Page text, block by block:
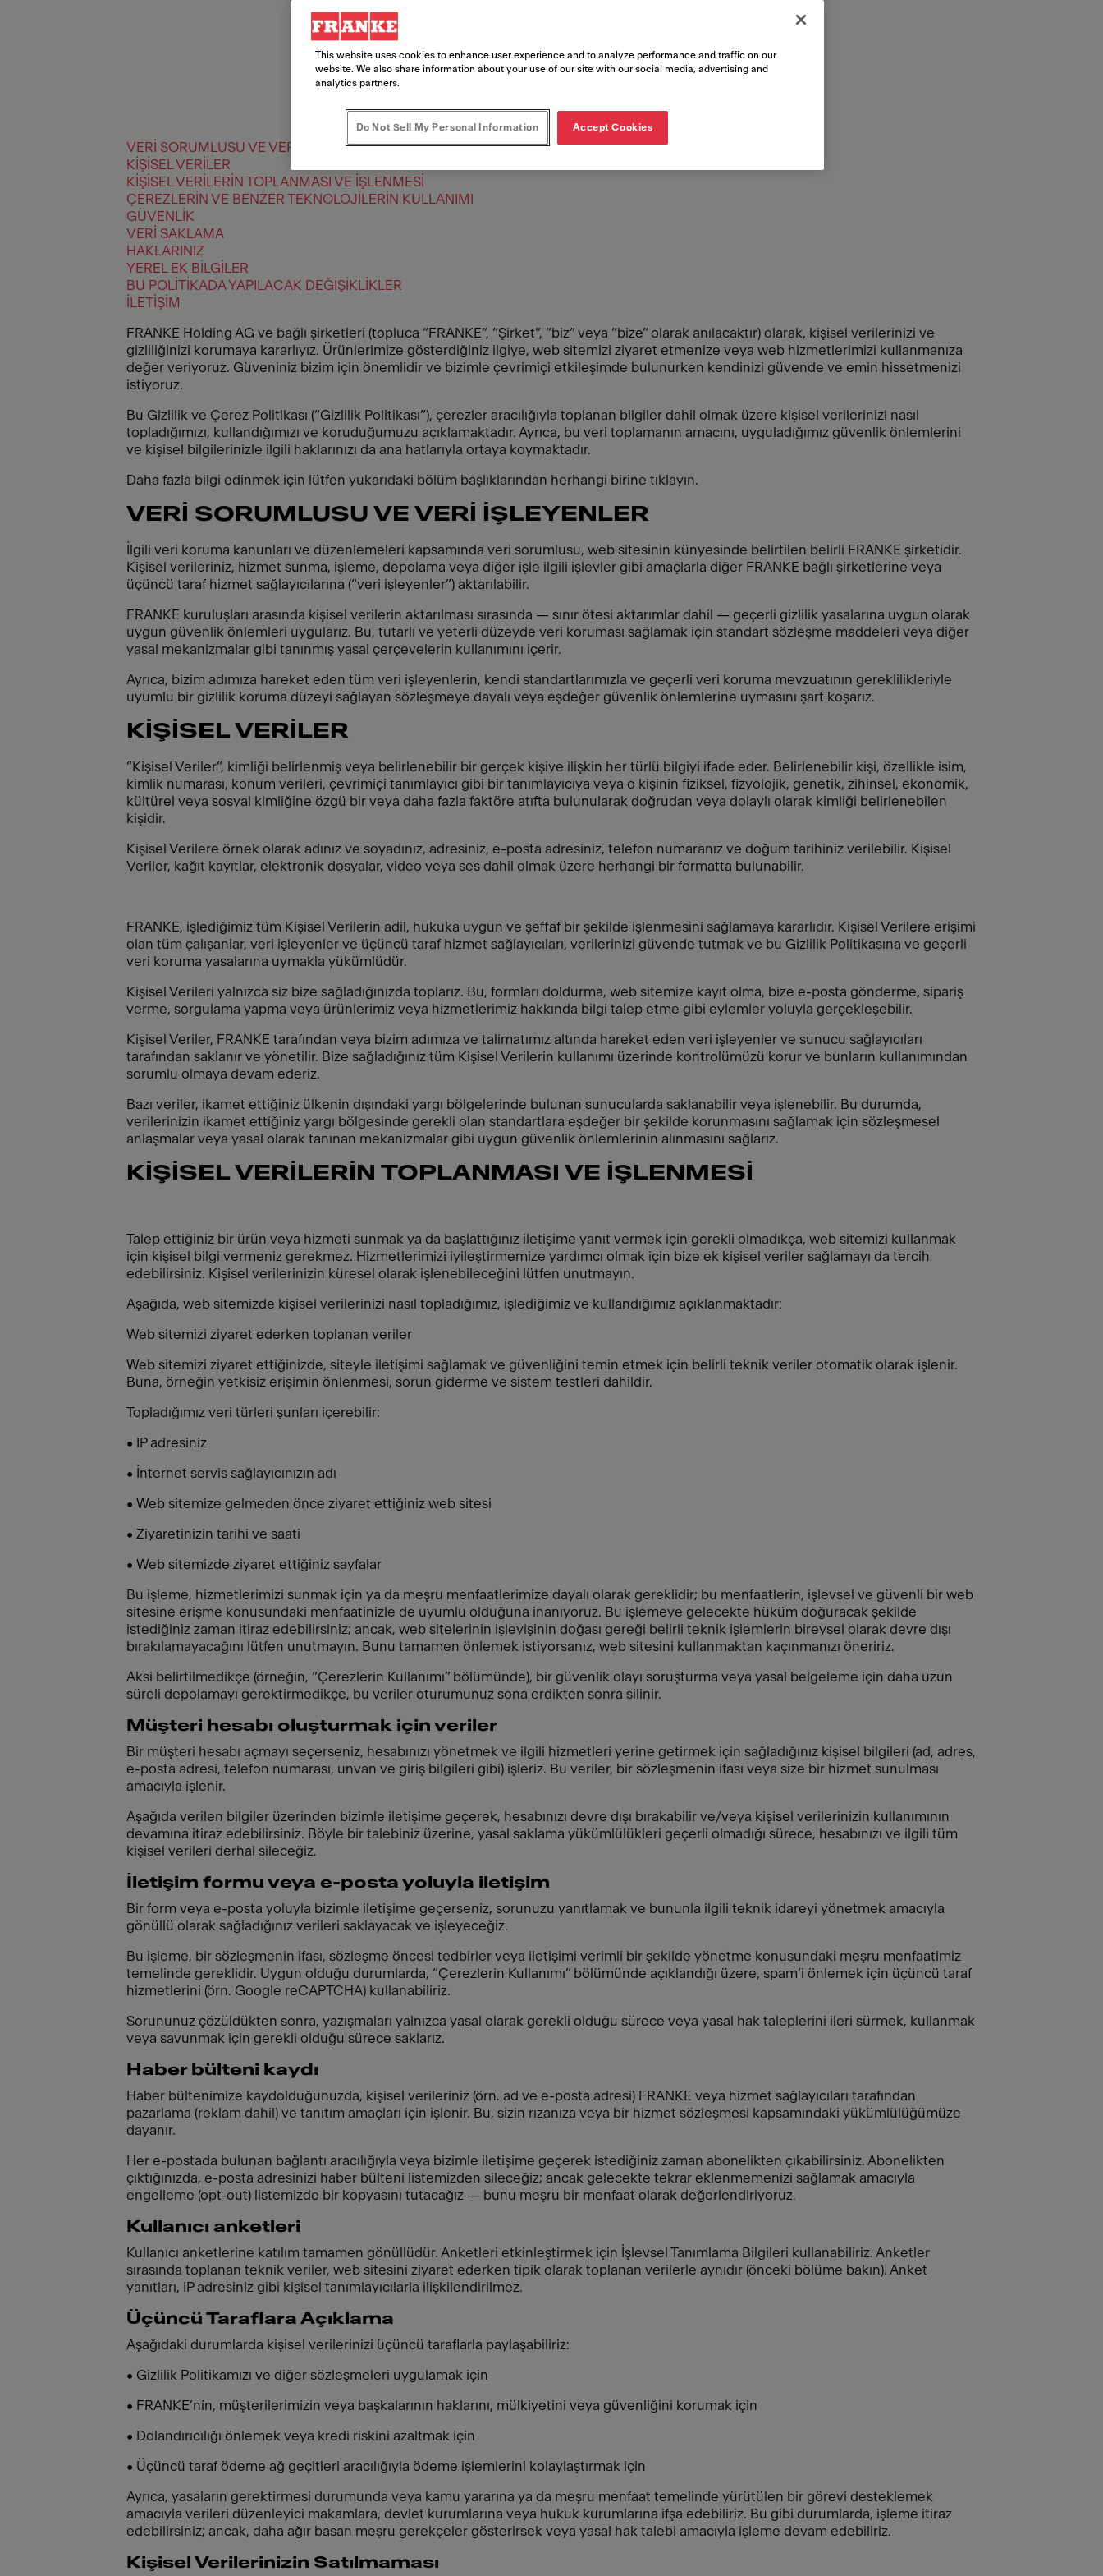
VERİ SORUMLUSU VE VERİ İŞLEYENLER
KİŞİSEL VERİLER
KİŞİSEL VERİLERİN TOPLANMASI VE İŞLENMESİ
ÇEREZLERİN VE BENZER TEKNOLOJİLERİN KULLANIMI
GÜVENLİK
VERİ SAKLAMA
HAKLARINIZ
YEREL EK BİLGİLER
BU POLİTİKADA YAPILACAK DEĞİŞİKLİKLER
İLETİŞİM
FRANKE Holding AG ve bağlı şirketleri (topluca “FRANKE”, “Şirket”, “biz” veya “bize” olarak anılacaktır) olarak, kişisel verilerinizi ve
gizliliğinizi korumaya kararlıyız. Ürünlerimize gösterdiğiniz ilgiye, web sitemizi ziyaret etmenize veya web hizmetlerimizi kullanmanıza
değer veriyoruz. Güveniniz bizim için önemlidir ve bizimle çevrimiçi etkileşimde bulunurken kendinizi güvende ve emin hissetmenizi
istiyoruz.
Bu Gizlilik ve Çerez Politikası (“Gizlilik Politikası”), çerezler aracılığıyla toplanan bilgiler dahil olmak üzere kişisel verilerinizi nasıl
topladığımızı, kullandığımızı ve koruduğumuzu açıklamaktadır. Ayrıca, bu veri toplamanın amacını, uyguladığımız güvenlik önlemlerini
ve kişisel bilgilerinizle ilgili haklarınızı da ana hatlarıyla ortaya koymaktadır.
Daha fazla bilgi edinmek için lütfen yukarıdaki bölüm başlıklarından herhangi birine tıklayın.
VERİ SORUMLUSU VE VERİ İŞLEYENLER
İlgili veri koruma kanunları ve düzenlemeleri kapsamında veri sorumlusu, web sitesinin künyesinde belirtilen belirli FRANKE şirketidir.
Kişisel verileriniz, hizmet sunma, işleme, depolama veya diğer işle ilgili işlevler gibi amaçlarla diğer FRANKE bağlı şirketlerine veya
üçüncü taraf hizmet sağlayıcılarına (“veri işleyenler”) aktarılabilir.
FRANKE kuruluşları arasında kişisel verilerin aktarılması sırasında — sınır ötesi aktarımlar dahil — geçerli gizlilik yasalarına uygun olarak
uygun güvenlik önlemleri uygularız. Bu, tutarlı ve yeterli düzeyde veri koruması sağlamak için standart sözleşme maddeleri veya diğer
yasal mekanizmalar gibi tanınmış yasal çerçevelerin kullanımını içerir.
Ayrıca, bizim adımıza hareket eden tüm veri işleyenlerin, kendi standartlarımızla ve geçerli veri koruma mevzuatının gereklilikleriyle
uyumlu bir gizlilik koruma düzeyi sağlayan sözleşmeye dayalı veya eşdeğer güvenlik önlemlerine uymasını şart koşarız.
KİŞİSEL VERİLER
“Kişisel Veriler”, kimliği belirlenmiş veya belirlenebilir bir gerçek kişiye ilişkin her türlü bilgiyi ifade eder. Belirlenebilir kişi, özellikle isim,
kimlik numarası, konum verileri, çevrimiçi tanımlayıcı gibi bir tanımlayıcıya veya o kişinin fiziksel, fizyolojik, genetik, zihinsel, ekonomik,
kültürel veya sosyal kimliğine özgü bir veya daha fazla faktöre atıfta bulunularak doğrudan veya dolaylı olarak kimliği belirlenebilen
kişidir.
Kişisel Verilere örnek olarak adınız ve soyadınız, adresiniz, e-posta adresiniz, telefon numaranız ve doğum tarihiniz verilebilir. Kişisel
Veriler, kağıt kayıtlar, elektronik dosyalar, video veya ses dahil olmak üzere herhangi bir formatta bulunabilir.
FRANKE, işlediğimiz tüm Kişisel Verilerin adil, hukuka uygun ve şeffaf bir şekilde işlenmesini sağlamaya kararlıdır. Kişisel Verilere erişimi
olan tüm çalışanlar, veri işleyenler ve üçüncü taraf hizmet sağlayıcıları, verilerinizi güvende tutmak ve bu Gizlilik Politikasına ve geçerli
veri koruma yasalarına uymakla yükümlüdür.
Kişisel Verileri yalnızca siz bize sağladığınızda toplarız. Bu, formları doldurma, web sitemize kayıt olma, bize e-posta gönderme, sipariş
verme, sorgulama yapma veya ürünlerimiz veya hizmetlerimiz hakkında bilgi talep etme gibi eylemler yoluyla gerçekleşebilir.
Kişisel Veriler, FRANKE tarafından veya bizim adımıza ve talimatımız altında hareket eden veri işleyenler ve sunucu sağlayıcıları
tarafından saklanır ve yönetilir. Bize sağladığınız tüm Kişisel Verilerin kullanımı üzerinde kontrolümüzü korur ve bunların kullanımından
sorumlu olmaya devam ederiz.
Bazı veriler, ikamet ettiğiniz ülkenin dışındaki yargı bölgelerinde bulunan sunucularda saklanabilir veya işlenebilir. Bu durumda,
verilerinizin ikamet ettiğiniz yargı bölgesinde gerekli olan standartlara eşdeğer bir şekilde korunmasını sağlamak için sözleşmesel
anlaşmalar veya yasal olarak tanınan mekanizmalar gibi uygun güvenlik önlemlerinin alınmasını sağlarız.
KİŞİSEL VERİLERİN TOPLANMASI VE İŞLENMESİ
Talep ettiğiniz bir ürün veya hizmeti sunmak ya da başlattığınız iletişime yanıt vermek için gerekli olmadıkça, web sitemizi kullanmak
için kişisel bilgi vermeniz gerekmez. Hizmetlerimizi iyileştirmemize yardımcı olmak için bize ek kişisel veriler sağlamayı da tercih
edebilirsiniz. Kişisel verilerinizin küresel olarak işlenebileceğini lütfen unutmayın.
Aşağıda, web sitemizde kişisel verilerinizi nasıl topladığımız, işlediğimiz ve kullandığımız açıklanmaktadır:
Web sitemizi ziyaret ederken toplanan veriler
Web sitemizi ziyaret ettiğinizde, siteyle iletişimi sağlamak ve güvenliğini temin etmek için belirli teknik veriler otomatik olarak işlenir.
Buna, örneğin yetkisiz erişimin önlenmesi, sorun giderme ve sistem testleri dahildir.
Topladığımız veri türleri şunları içerebilir:
• IP adresiniz
• İnternet servis sağlayıcınızın adı
• Web sitemize gelmeden önce ziyaret ettiğiniz web sitesi
• Ziyaretinizin tarihi ve saati
• Web sitemizde ziyaret ettiğiniz sayfalar
Bu işleme, hizmetlerimizi sunmak için ya da meşru menfaatlerimize dayalı olarak gereklidir; bu menfaatlerin, işlevsel ve güvenli bir web
sitesine erişme konusundaki menfaatinizle de uyumlu olduğuna inanıyoruz. Bu işlemeye gelecekte hüküm doğuracak şekilde
istediğiniz zaman itiraz edebilirsiniz; ancak, web sitelerinin işleyişinin doğası gereği belirli teknik işlemlerin bireysel olarak devre dışı
bırakılamayacağını lütfen unutmayın. Bunu tamamen önlemek istiyorsanız, web sitesini kullanmaktan kaçınmanızı öneririz.
Aksi belirtilmedikçe (örneğin, “Çerezlerin Kullanımı” bölümünde), bir güvenlik olayı soruşturma veya yasal belgeleme için daha uzun
süreli depolamayı gerektirmedikçe, bu veriler oturumunuz sona erdikten sonra silinir.
Müşteri hesabı oluşturmak için veriler
Bir müşteri hesabı açmayı seçerseniz, hesabınızı yönetmek ve ilgili hizmetleri yerine getirmek için sağladığınız kişisel bilgileri (ad, adres,
e-posta adresi, telefon numarası, unvan ve giriş bilgileri gibi) işleriz. Bu veriler, bir sözleşmenin ifası veya size bir hizmet sunulması
amacıyla işlenir.
Aşağıda verilen bilgiler üzerinden bizimle iletişime geçerek, hesabınızı devre dışı bırakabilir ve/veya kişisel verilerinizin kullanımının
devamına itiraz edebilirsiniz. Böyle bir talebiniz üzerine, yasal saklama yükümlülükleri geçerli olmadığı sürece, hesabınızı ve ilgili tüm
kişisel verileri derhal sileceğiz.
İletişim formu veya e-posta yoluyla iletişim
Bir form veya e-posta yoluyla bizimle iletişime geçerseniz, sorunuzu yanıtlamak ve bununla ilgili teknik idareyi yönetmek amacıyla
gönüllü olarak sağladığınız verileri saklayacak ve işleyeceğiz.
Bu işleme, bir sözleşmenin ifası, sözleşme öncesi tedbirler veya iletişimi verimli bir şekilde yönetme konusundaki meşru menfaatimiz
temelinde gereklidir. Uygun olduğu durumlarda, “Çerezlerin Kullanımı” bölümünde açıklandığı üzere, spam’i önlemek için üçüncü taraf
hizmetlerini (örn. Google reCAPTCHA) kullanabiliriz.
Sorununuz çözüldükten sonra, yazışmaları yalnızca yasal olarak gerekli olduğu sürece veya yasal hak taleplerini ileri sürmek, kullanmak
veya savunmak için gerekli olduğu sürece saklarız.
Haber bülteni kaydı
Haber bültenimize kaydolduğunuzda, kişisel verileriniz (örn. ad ve e-posta adresi) FRANKE veya hizmet sağlayıcıları tarafından
pazarlama (reklam dahil) ve tanıtım amaçları için işlenir. Bu, sizin rızanıza veya bir hizmet sözleşmesi kapsamındaki yükümlülüğümüze
dayanır.
Her e-postada bulunan bağlantı aracılığıyla veya bizimle iletişime geçerek istediğiniz zaman abonelikten çıkabilirsiniz. Abonelikten
çıktığınızda, e-posta adresinizi haber bülteni listemizden sileceğiz; ancak gelecekte tekrar eklenmemenizi sağlamak amacıyla
engelleme (opt-out) listemizde bir kopyasını tutacağız — bunu meşru bir menfaat olarak değerlendiriyoruz.
Kullanıcı anketleri
Kullanıcı anketlerine katılım tamamen gönüllüdür. Anketleri etkinleştirmek için İşlevsel Tanımlama Bilgileri kullanabiliriz. Anketler
sırasında toplanan teknik veriler, web sitesini ziyaret ederken tipik olarak toplanan verilerle aynıdır (önceki bölüme bakın). Anket
yanıtları, IP adresiniz gibi kişisel tanımlayıcılarla ilişkilendirilmez.
Üçüncü Taraflara Açıklama
Aşağıdaki durumlarda kişisel verilerinizi üçüncü taraflarla paylaşabiliriz:
• Gizlilik Politikamızı ve diğer sözleşmeleri uygulamak için
• FRANKE’nin, müşterilerimizin veya başkalarının haklarını, mülkiyetini veya güvenliğini korumak için
• Dolandırıcılığı önlemek veya kredi riskini azaltmak için
• Üçüncü taraf ödeme ağ geçitleri aracılığıyla ödeme işlemlerini kolaylaştırmak için
Ayrıca, yasaların gerektirmesi durumunda veya kamu yararına ya da meşru menfaat temelinde yürütülen bir görevi desteklemek
amacıyla verileri düzenleyici makamlara, devlet kurumlarına veya hukuk kurumlarına ifşa edebiliriz. Bu gibi durumlarda, işleme itiraz
edebilirsiniz; ancak, daha ağır basan meşru gerekçeler gösterirsek veya yasal hak talebi amacıyla işleme devam edebiliriz.
Kişisel Verilerinizin Satılmaması
This website uses cookies to enhance user experience and to analyze performance and traffic on our
website. We also share information about your use of our site with our social media, advertising and
analytics partners.
Do Not Sell My Personal Information Accept Cookies